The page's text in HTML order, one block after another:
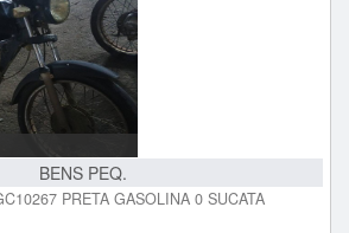
BENS PEQ.
PRETA GASOLINA 0 SUCATA